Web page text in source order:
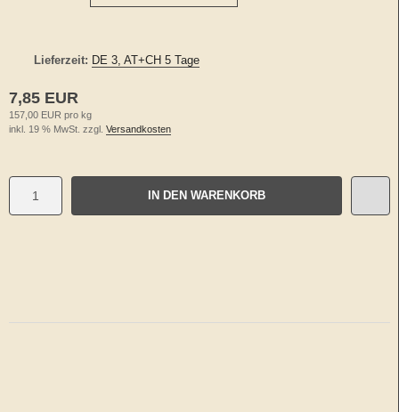
Lieferzeit: DE 3, AT+CH 5 Tage
7,85 EUR
157,00 EUR pro kg
inkl. 19 % MwSt. zzgl. Versandkosten
IN DEN WARENKORB